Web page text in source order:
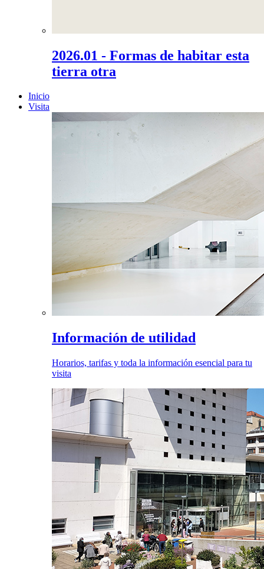
2026.01 - Formas de habitar esta
tierra otra
Inicio
Visita
Información de utilidad
Horarios, tarifas y toda la información esencial para tu
visita